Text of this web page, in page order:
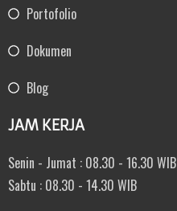
Portofolio
Dokumen
Blog
JAM KERJA
Senin - Jumat : 08.30 - 16.30 WIB
Sabtu : 08.30 - 14.30 WIB